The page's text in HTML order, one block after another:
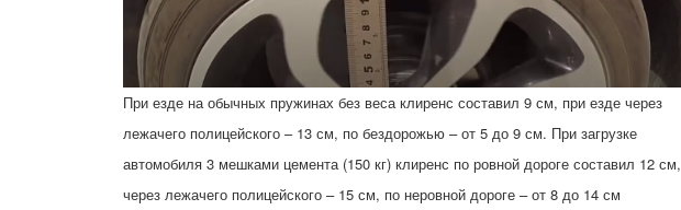
При езде на обычных пружинах без веса клиренс составил 9 см, при езде через
лежачего полицейского – 13 см, по бездорожью – от 5 до 9 см. При загрузке
автомобиля 3 мешками цемента (150 кг) клиренс по ровной дороге составил 12 см,
через лежачего полицейского – 15 см, по неровной дороге – от 8 до 14 см